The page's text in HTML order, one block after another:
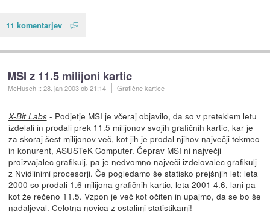
11 komentarjev
MSI z 11.5 milijoni kartic
McHusch ::28. jan 2003ob 21:14 Grafične kartice
X-Bit Labs- Podjetje MSI je včeraj objavilo, da so v preteklem letu
izdelali in prodali prek 11.5 milijonov svojih grafičnih kartic, kar je
za skoraj šest milijonov več, kot jih je prodal njihov največji tekmec
in konurent, ASUSTeK Computer. Čeprav MSI ni največji
proizvajalec grafikulj, pa je nedvomno največi izdelovalec grafikulj
z Nvidiinimi procesorji. Če pogledamo še statisko prejšnjih let: leta
2000 so prodali 1.6 milijona grafičnih kartic, leta 2001 4.6, lani pa
kot že rečeno 11.5. Vzpon je več kot očiten in upajmo, da se bo še
nadaljeval. Celotna novica z ostalimi statistikami!